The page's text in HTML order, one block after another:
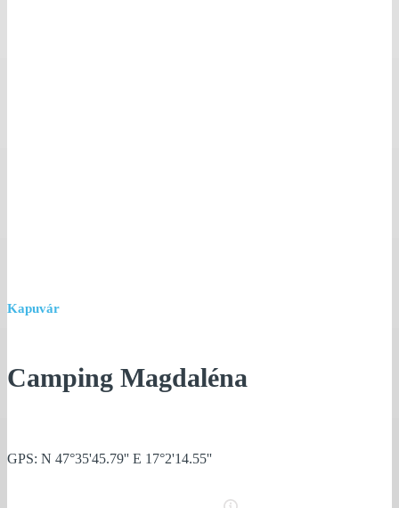
Kapuvár
Camping Magdaléna
GPS: N 47°35'45.79'' E 17°2'14.55''